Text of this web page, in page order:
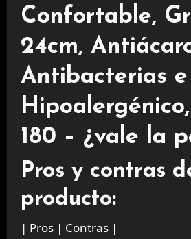
Confortable,
24cm,
Antibacterias e
180 – ¿vale la
Pros y contras
producto:
| Pros | Contras |